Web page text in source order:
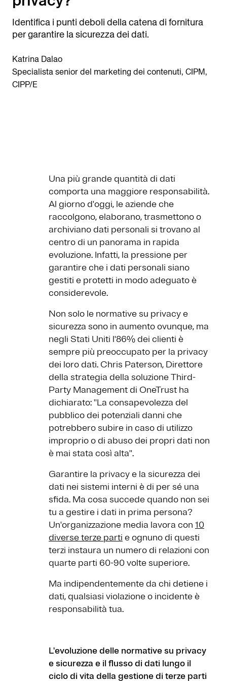
Identifica i punti deboli della catena di fornitura
per garantire la sicurezza dei dati.
Katrina Dalao
Specialista senior del marketing dei contenuti, CIPM,
CIPP/E
Una più grande quantità di dati
comporta una maggiore responsabilità.
Al giorno d'oggi, le aziende che
raccolgono, elaborano, trasmettono o
archiviano dati personali si trovano al
centro di un panorama in rapida
evoluzione. Infatti, la pressione per
garantire che i dati personali siano
gestiti e protetti in modo adeguato è
considerevole.
Non solo le normative su privacy e
sicurezza sono in aumento ovunque, ma
negli Stati Uniti l'86% dei clienti è
sempre più preoccupato per la privacy
dei loro dati. Chris Paterson, Direttore
della strategia della soluzione Third-
Party Management di OneTrust ha
dichiarato: ''La consapevolezza del
pubblico dei potenziali danni che
potrebbero subire in caso di utilizzo
improprio o di abuso dei propri dati non
è mai stata così alta''.
Garantire la privacy e la sicurezza dei
dati nei sistemi interni è di per sé una
sfida. Ma cosa succede quando non sei
tu a gestire i dati in prima persona?
Un'organizzazione media lavora con 10
diverse terze parti e ognuno di questi
terzi instaura un numero di relazioni con
quarte parti 60-90 volte superiore.
Ma indipendentemente da chi detiene i
dati, qualsiasi violazione o incidente è
responsabilità tua.
L'evoluzione delle normative su privacy
e sicurezza e il flusso di dati lungo il
ciclo di vita della gestione di terze parti